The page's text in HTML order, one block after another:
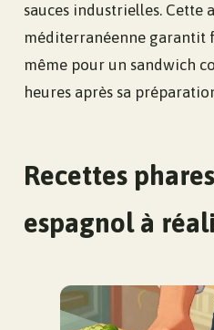
sauces industrielles. Cette
méditerranéenne garantit
même pour un sandwich
heures après sa
Recettes
espagnol à